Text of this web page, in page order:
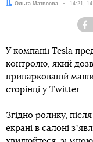
Автор:
Ольга Матвєєва Дата:
14:21,
У компанії Tesla
контролю, який
припаркованій
сторінці у Twitter.
Згідно ролику,
екрані в салоні